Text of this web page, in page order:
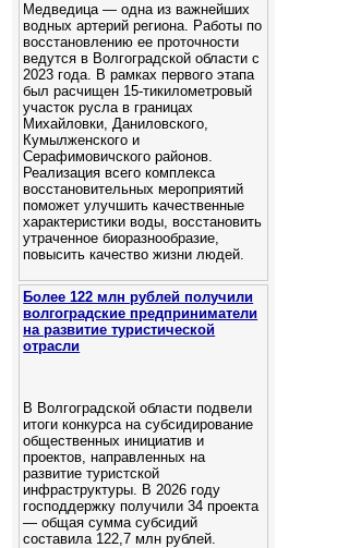
Медведица — одна из важнейших
водных артерий региона. Работы по
восстановлению ее проточности
ведутся в Волгоградской области с
2023 года. В рамках первого этапа
был расчищен 15-тикилометровый
участок русла в границах
Михайловки, Даниловского,
Кумылженского и
Серафимовичского районов.
Реализация всего комплекса
восстановительных мероприятий
поможет улучшить качественные
характеристики воды, восстановить
утраченное биоразнообразие,
повысить качество жизни людей.
Более 122 млн рублей получили
волгоградские предприниматели
на развитие туристической
отрасли
В Волгоградской области подвели
итоги конкурса на субсидирование
общественных инициатив и
проектов, направленных на
развитие туристской
инфраструктуры. В 2026 году
господдержку получили 34 проекта
— общая сумма субсидий
составила 122,7 млн рублей.